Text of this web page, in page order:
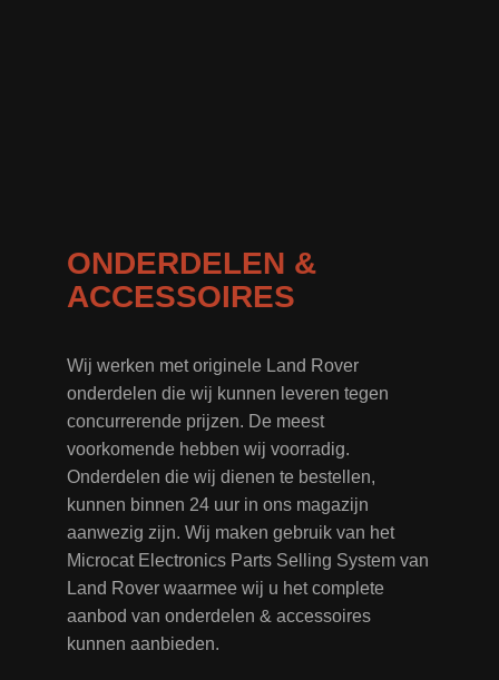
ONDERDELEN &
ACCESSOIRES
Wij werken met originele Land Rover
onderdelen die wij kunnen leveren tegen
concurrerende prijzen. De meest
voorkomende hebben wij voorradig.
Onderdelen die wij dienen te bestellen,
kunnen binnen 24 uur in ons magazijn
aanwezig zijn. Wij maken gebruik van het
Microcat Electronics Parts Selling System van
Land Rover waarmee wij u het complete
aanbod van onderdelen & accessoires
kunnen aanbieden.